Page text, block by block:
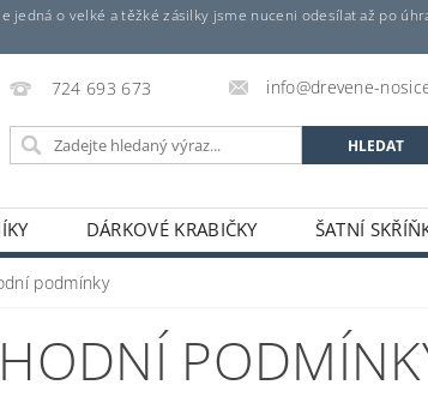
o velké a těžké zásilky jsme nuceni odesílat až po
724 693 673 info@drevene-
DÁRKOVÉ KRABIČKY ŠATNÍ
MINIBRIKETY
podmínky